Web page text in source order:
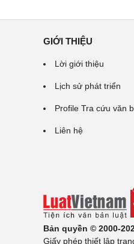
GIỚI THIỆU
Lời giới thiệu
Lịch sử phát triển
Profile Tra cứu văn
Liên hệ
Bản quyền © 2000-
Giấy phép thiết lập